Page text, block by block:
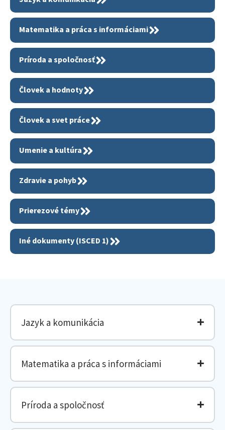
Matematika a práca s informáciami
Príroda a spoločnosť
Človek a hodnoty
Človek a svet práce
Umenie a kultúra
Zdravie a pohyb
Prierezové témy
Iné dokumenty (ISCED 1)
Jazyk a komunikácia
Matematika a práca s informáciami
Príroda a spoločnosť